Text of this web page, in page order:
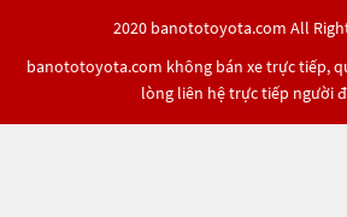
2020 banototoyota.com All
banototoyota.com không bán xe trực tiếp,
lòng liên hệ trực tiếp người